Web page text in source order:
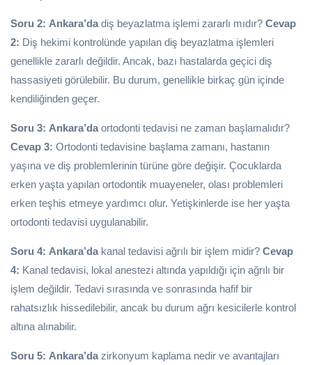
Soru 2: Ankara’da diş beyazlatma işlemi zararlı mıdır? Cevap
2: Diş hekimi kontrolünde yapılan diş beyazlatma işlemleri
genellikle zararlı değildir. Ancak, bazı hastalarda geçici diş
hassasiyeti görülebilir. Bu durum, genellikle birkaç gün içinde
kendiliğinden geçer.
Soru 3: Ankara’da ortodonti tedavisi ne zaman başlamalıdır?
Cevap 3: Ortodonti tedavisine başlama zamanı, hastanın
yaşına ve diş problemlerinin türüne göre değişir. Çocuklarda
erken yaşta yapılan ortodontik muayeneler, olası problemleri
erken teşhis etmeye yardımcı olur. Yetişkinlerde ise her yaşta
ortodonti tedavisi uygulanabilir.
Soru 4: Ankara’da kanal tedavisi ağrılı bir işlem midir? Cevap
4: Kanal tedavisi, lokal anestezi altında yapıldığı için ağrılı bir
işlem değildir. Tedavi sırasında ve sonrasında hafif bir
rahatsızlık hissedilebilir, ancak bu durum ağrı kesicilerle kontrol
altına alınabilir.
Soru 5: Ankara’da zirkonyum kaplama nedir ve avantajları